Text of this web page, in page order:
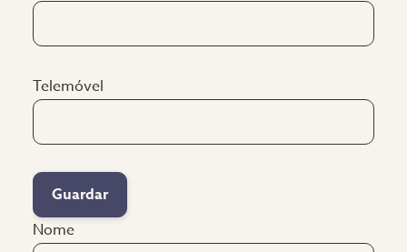
Telemóvel
Guardar
Nome